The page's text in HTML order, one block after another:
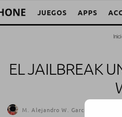
JUEGOS APPS
EL JAILBREAK
M. Alejandro W. García Fuentes